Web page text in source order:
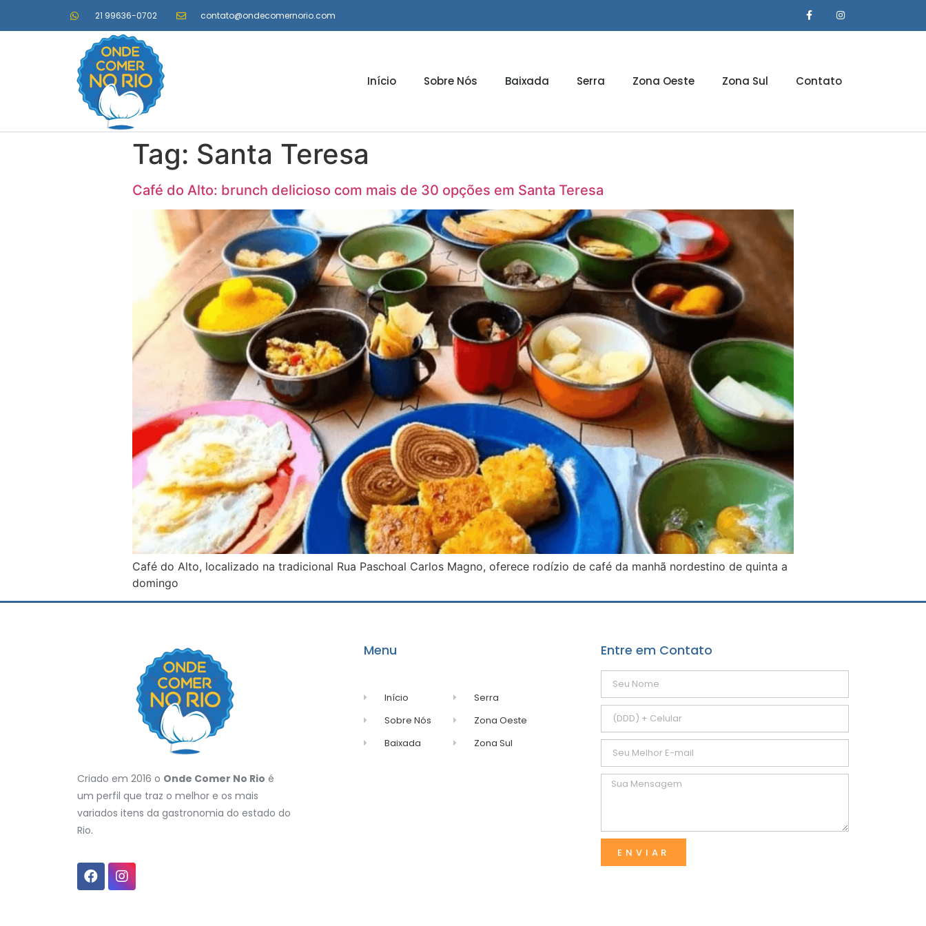
21 99636-0702 contato@ondecomernorio.com
Início Sobre Nós Baixada Serra Zona Oeste Zona Sul Contato
Tag: Santa Teresa
Café do Alto: brunch delicioso com mais de 30 opções em Santa Teresa
Café do Alto, localizado na tradicional Rua Paschoal Carlos Magno, oferece rodízio de café da manhã nordestino de quinta a
domingo
Criado em 2016 o Onde Comer No Rio é
um perfil que traz o melhor e os mais
variados itens da gastronomia do estado do
Rio.
Menu
Início
Sobre Nós
Baixada
Serra
Zona Oeste
Zona Sul
Entre em Contato
ENVIAR